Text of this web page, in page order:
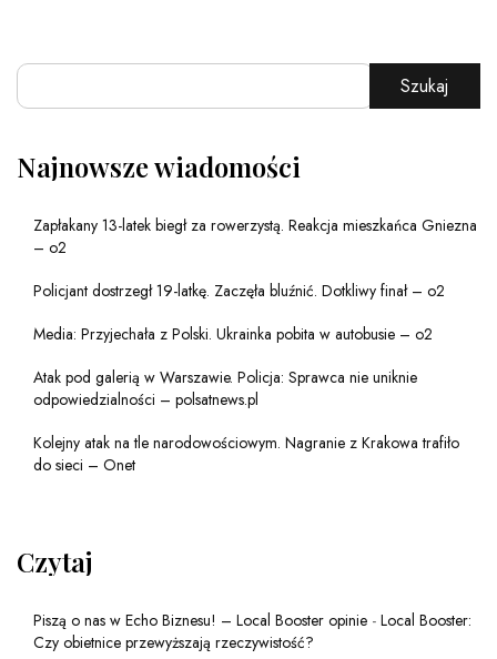
Szukaj
Najnowsze wiadomości
Zapłakany 13-latek biegł za rowerzystą. Reakcja mieszkańca Gniezna
– o2
Policjant dostrzegł 19-latkę. Zaczęła bluźnić. Dotkliwy finał – o2
Media: Przyjechała z Polski. Ukrainka pobita w autobusie – o2
Atak pod galerią w Warszawie. Policja: Sprawca nie uniknie
odpowiedzialności – polsatnews.pl
Kolejny atak na tle narodowościowym. Nagranie z Krakowa trafiło
do sieci – Onet
Czytaj
Piszą o nas w Echo Biznesu! – Local Booster opinie - Local Booster:
Czy obietnice przewyższają rzeczywistość?